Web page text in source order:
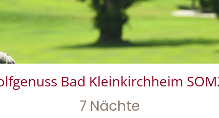
Bad Kleinkirchheim
7 Nächte